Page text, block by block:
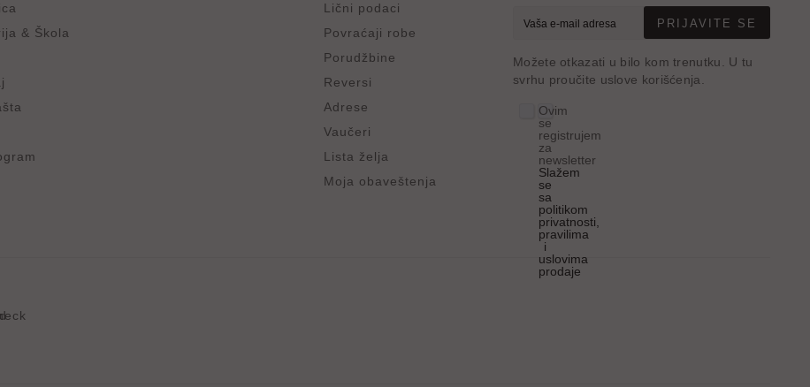
& Škola
Lični podaci
Povraćaji robe
Porudžbine
Reversi
Adrese
Vaučeri
Lista želja
Moja obaveštenja
PRIJAVITE SE
Možete otkazati u bilo kom trenutku. U tu
svrhu proučite uslove korišćenja.
Ovim
se
registrujem
za
newsletter
Slažem
se
sa
politikom
privatnosti,
pravilima
i
uslovima
prodaje